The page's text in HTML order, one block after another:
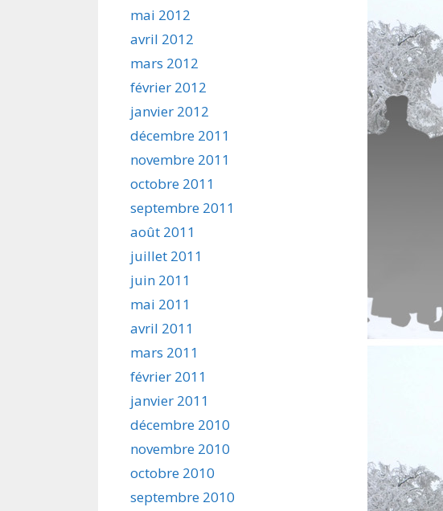
mai 2012
avril 2012
mars 2012
février 2012
janvier 2012
décembre 2011
novembre 2011
octobre 2011
septembre 2011
août 2011
juillet 2011
juin 2011
mai 2011
avril 2011
mars 2011
février 2011
janvier 2011
décembre 2010
novembre 2010
octobre 2010
septembre 2010